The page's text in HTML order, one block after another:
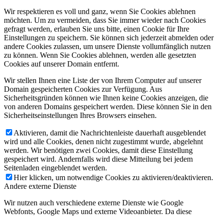
Wir respektieren es voll und ganz, wenn Sie Cookies ablehnen
möchten. Um zu vermeiden, dass Sie immer wieder nach Cookies
gefragt werden, erlauben Sie uns bitte, einen Cookie für Ihre
Einstellungen zu speichern. Sie können sich jederzeit abmelden oder
andere Cookies zulassen, um unsere Dienste vollumfänglich nutzen
zu können. Wenn Sie Cookies ablehnen, werden alle gesetzten
Cookies auf unserer Domain entfernt.
Wir stellen Ihnen eine Liste der von Ihrem Computer auf unserer
Domain gespeicherten Cookies zur Verfügung. Aus
Sicherheitsgründen können wie Ihnen keine Cookies anzeigen, die
von anderen Domains gespeichert werden. Diese können Sie in den
Sicherheitseinstellungen Ihres Browsers einsehen.
Aktivieren, damit die Nachrichtenleiste dauerhaft ausgeblendet
wird und alle Cookies, denen nicht zugestimmt wurde, abgelehnt
werden. Wir benötigen zwei Cookies, damit diese Einstellung
gespeichert wird. Andernfalls wird diese Mitteilung bei jedem
Seitenladen eingeblendet werden.
Hier klicken, um notwendige Cookies zu aktivieren/deaktivieren.
Andere externe Dienste
Wir nutzen auch verschiedene externe Dienste wie Google
Webfonts, Google Maps und externe Videoanbieter. Da diese